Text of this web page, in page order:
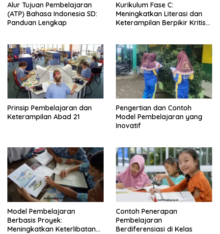
Alur Tujuan Pembelajaran
(ATP) Bahasa Indonesia SD:
Panduan Lengkap
Kurikulum Fase C:
Meningkatkan Literasi dan
Keterampilan Berpikir Kritis
Prinsip Pembelajaran dan
Keterampilan Abad 21
Pengertian dan Contoh
Model Pembelajaran yang
Inovatif
Model Pembelajaran
Berbasis Proyek:
Meningkatkan Keterlibatan
Contoh Penerapan
Pembelajaran
Berdiferensiasi di Kelas